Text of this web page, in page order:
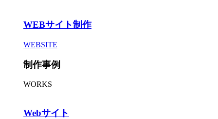
WEBサイト制作
WEBSITE
制作事例
WORKS
Webサイト